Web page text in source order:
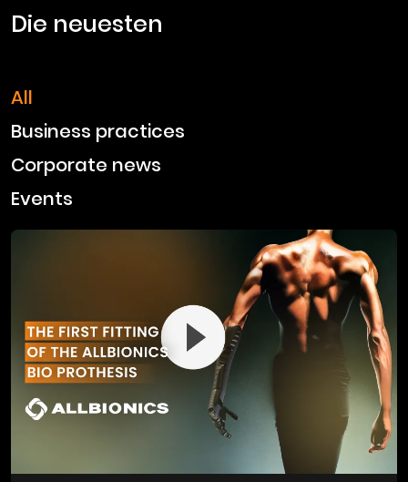
die neuesten
All
Business practices
Corporate news
Events